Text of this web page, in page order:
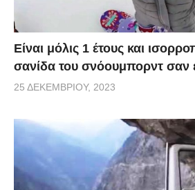
Είναι μόλις 1 έτους και
σανίδα του σνόουμπορντ σαν
25 ΔΕΚΕΜΒΡΊΟΥ, 2023